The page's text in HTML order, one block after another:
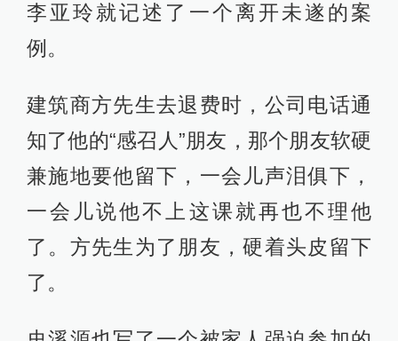
李亚玲就记述了一个离开未遂的案
例。
建筑商方先生去退费时，公司电话通
知了他的“感召人”朋友，那个朋友软硬
兼施地要他留下，一会儿声泪俱下，
一会儿说他不上这课就再也不理他
了。方先生为了朋友，硬着头皮留下
了。